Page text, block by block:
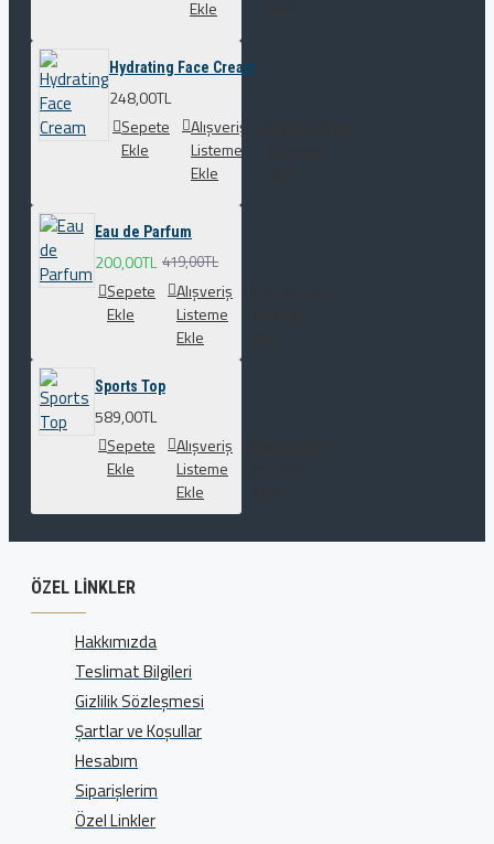
Ekle
Hydrating Face Cream
248,00TL
Sepete
Ekle
Alışveriş
Listeme
Ekle
Eau de Parfum
200,00TL 419,00TL
Sepete
Ekle
Alışveriş
Listeme
Ekle
Sports Top
589,00TL
Sepete
Ekle
Alışveriş
Listeme
Ekle
ÖZEL LINKLER
Hakkımızda
Teslimat Bilgileri
Gizlilik Sözleşmesi
Şartlar ve Koşullar
Hesabım
Siparişlerim
Özel Linkler